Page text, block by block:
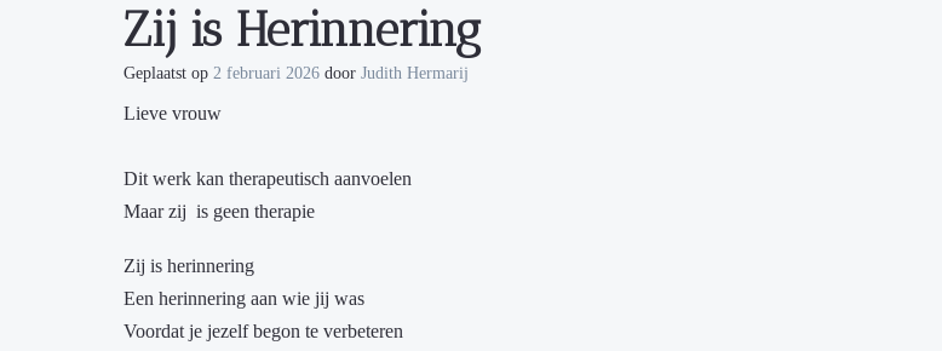
Zij is Herinnering
Geplaatst op 2 februari 2026 door Judith Hermarij
Lieve vrouw
Dit werk kan therapeutisch aanvoelen
Maar zij is geen therapie
Zij is herinnering
Een herinnering aan wie jij was
Voordat je jezelf begon te verbeteren